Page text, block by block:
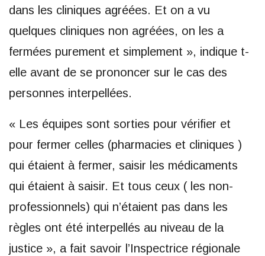
dans les cliniques agréées. Et on a vu
quelques cliniques non agréées, on les a
fermées purement et simplement », indique t-
elle avant de se prononcer sur le cas des
personnes interpellées.
« Les équipes sont sorties pour vérifier et
pour fermer celles (pharmacies et cliniques )
qui étaient à fermer, saisir les médicaments
qui étaient à saisir. Et tous ceux ( les non-
professionnels) qui n’étaient pas dans les
règles ont été interpellés au niveau de la
justice », a fait savoir l’Inspectrice régionale